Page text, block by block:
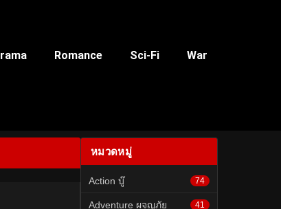
Romance Sci-Fi War
หมวดหมู่
Action บู๊ 74
Adventure ผจญภัย 41